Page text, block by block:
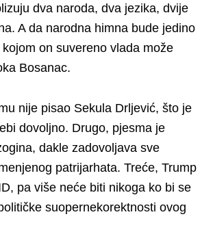
dva naroda, dva jezika, dvije
A da narodna himna bude jedino
on suvereno vlada može
Bosanac.
nije pisao Sekula Drljević, što je
dovoljno. Drugo, pjesma je
dakle zadovoljava sve
patrijarhata. Treće, Trump
pa više neće biti nikoga ko bi se
suopernekorektnosti ovog